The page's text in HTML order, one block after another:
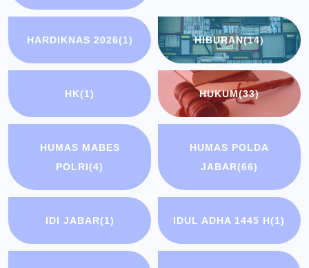
HARDIKNAS 2026(1) HIBURAN(14)
HK(1) HUKUM(33)
HUMAS MABES
POLRI(4)
HUMAS POLDA
JABAR(66)
IDI JABAR(1) IDUL ADHA 1445 H(1)